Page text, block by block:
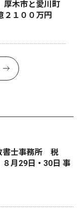
木市と愛川町
２１００万円
書士事務所 税
月29日・30日 事